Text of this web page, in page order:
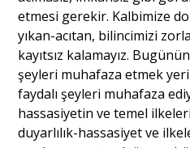
etmesi gerekir. Kalbimize
yıkan-acıtan, bilincimizi
kayıtsız kalamayız.
şeyleri muhafaza etmek
faydalı şeyleri muhafaza
hassasiyetin ve temel
duyarlılık-hassasiyet ve